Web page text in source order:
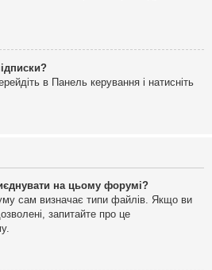
в Панель керування і натисніть
на цьому форумі?
сам визначає типи файлів. Якщо ви
запитайте про це